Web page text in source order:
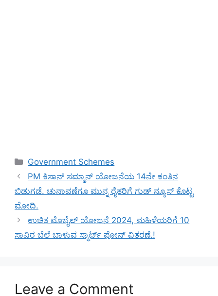
Categories
Government Schemes
PM ಕಿಸಾನ್ ಸಮ್ಮಾನ್ ಯೋಜನೆಯ 14ನೇ ಕಂತಿನ
ಬಿಡುಗಡೆ. ಚುನಾವಣೆಗೂ ಮುನ್ನ ರೈತರಿಗೆ ಗುಡ್ ನ್ಯೂಸ್ ಕೊಟ್ಟ
ಮೋದಿ.
ಉಚಿತ ಮೊಬೈಲ್ ಯೋಜನೆ 2024, ಮಹಿಳೆಯರಿಗೆ 10
ಸಾವಿರ ಬೆಲೆ ಬಾಳುವ ಸ್ಮಾರ್ಟ್ ಫೋನ್ ವಿತರಣೆ.!
Leave a Comment